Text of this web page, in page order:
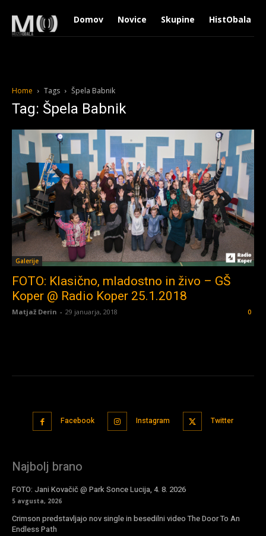
Domov Novice Skupine HistObala
Home Tags Špela Babnik
Tag: Špela Babnik
Galerije
FOTO: Klasično, mladostno in živo – GŠ
Koper @ Radio Koper 25.1.2018
Matjaž Derin - 29 januarja, 2018 0
Facebook Instagram Twitter
Najbolj brano
FOTO: Jani Kovačič @ Park Sonce Lucija, 4. 8. 2026
5 avgusta, 2026
Crimson predstavljajo nov single in besedilni video The Door To An
Endless Path